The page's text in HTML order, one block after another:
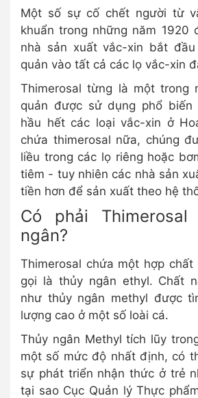
Một số sự cố chết người từ
khuẩn trong những năm 1920
nhà sản xuất vắc-xin bắt
quản vào tất cả các lọ vắc-xin
Thimerosal từng là một trong
quản được sử dụng phổ biến
hầu hết các loại vắc-xin ở
chứa thimerosal nữa, chúng
liều trong các lọ riêng hoặc
tiêm - tuy nhiên các nhà sản
tiền hơn để sản xuất theo hệ
Có phải
ngân?
Thimerosal chứa một hợp
gọi là thủy ngân ethyl. Chất
như thủy ngân methyl được
lượng cao ở một số loài cá.
Thủy ngân Methyl tích lũy
một số mức độ nhất định, có
sự phát triển nhận thức ở trẻ
tại sao Cục Quản lý Thực